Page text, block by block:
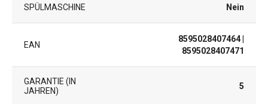
SPÜLMASCHINE Nein
EAN
8595028407464
8595028407471
GARANTIE (IN
JAHREN)
5